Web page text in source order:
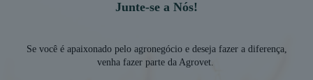
Junte-se a Nós!
Se você é apaixonado pelo agronegócio e deseja fazer a diferença,
venha fazer parte da Agrovet.